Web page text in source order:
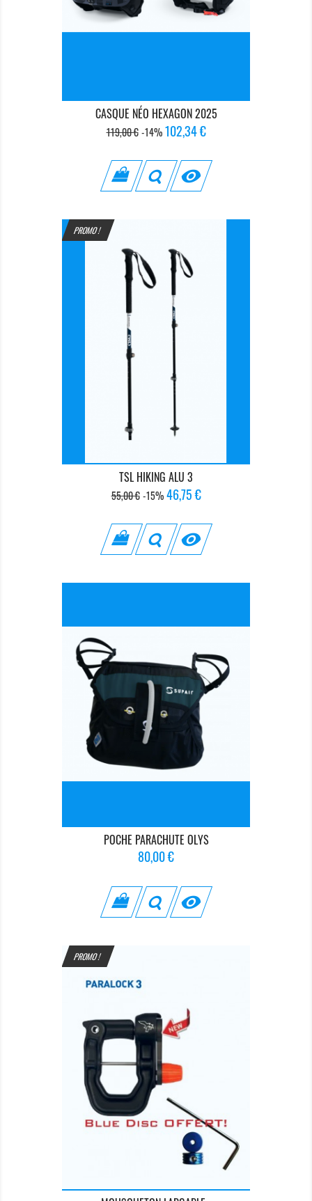
CASQUE NÉO HEXAGON 2025
Prix
base
119,00 € -14% Prix
102,34 €

PROMO !
TSL HIKING ALU 3
Prix
de
base
55,00 € -15% Prix
46,75 €

POCHE PARACHUTE OLYS
Prix
80,00 €

PROMO !